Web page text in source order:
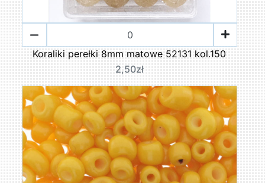
Koraliki perełki 8mm matowe 52131 kol.150
2,50zł